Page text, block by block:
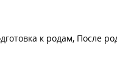
к родам, После